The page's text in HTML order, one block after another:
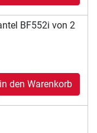
BF552i von 2
in den Warenkorb